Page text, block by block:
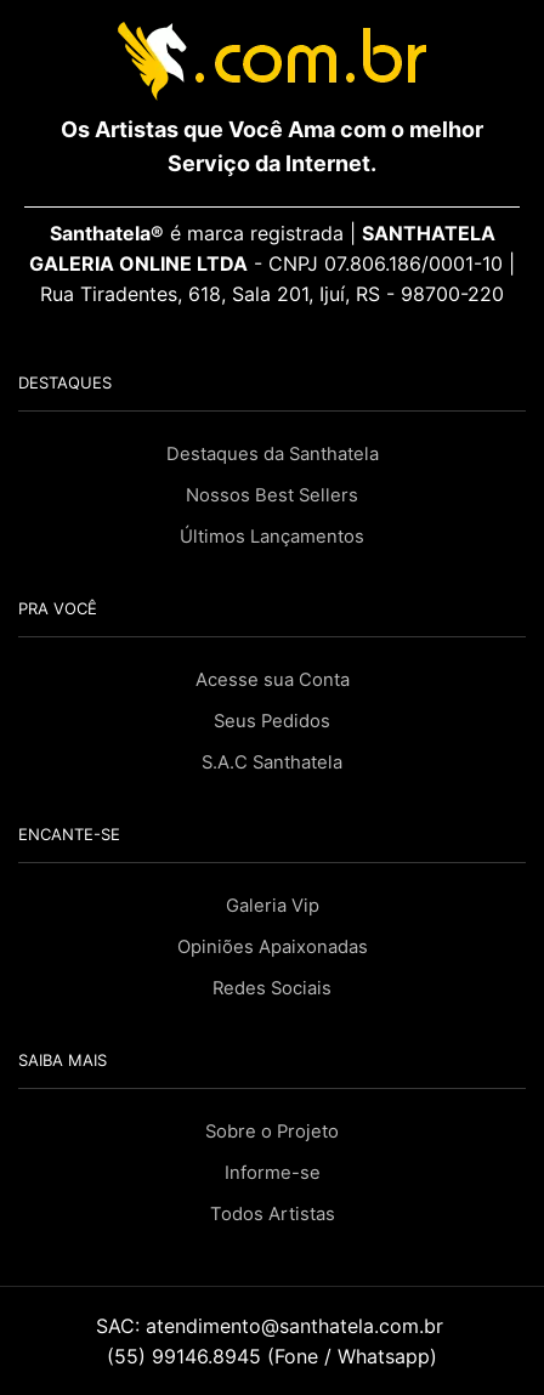
Os Artistas que Você Ama com o melhor
Serviço da Internet.
Santhatela® é marca registrada | SANTHATELA
GALERIA ONLINE LTDA - CNPJ 07.806.186/0001-10 |
Rua Tiradentes, 618, Sala 201, Ijuí, RS - 98700-220
DESTAQUES
Destaques da Santhatela
Nossos Best Sellers
Últimos Lançamentos
PRA VOCÊ
Acesse sua Conta
Seus Pedidos
S.A.C Santhatela
ENCANTE-SE
Galeria Vip
Opiniões Apaixonadas
Redes Sociais
SAIBA MAIS
Sobre o Projeto
Informe-se
Todos Artistas
SAC: atendimento@santhatela.com.br
(55) 99146.8945 (Fone / Whatsapp)